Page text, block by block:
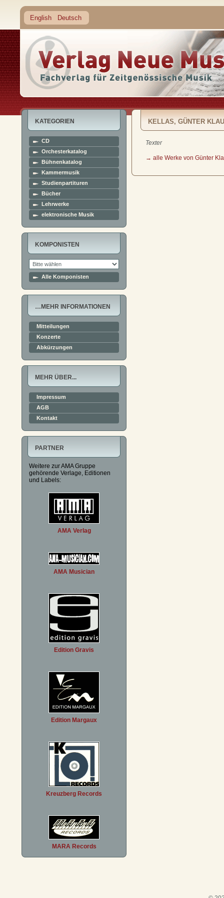
English Deutsch
KATEGORIEN
CD
Orchesterkatalog
Bühnenkatalog
Kammermusik
Studienpartituren
Bücher
Lehrwerke
elektronische Musik
KOMPONISTEN
Alle Komponisten
…MEHR INFORMATIONEN
Mitteilungen
Konzerte
Abkürzungen
MEHR ÜBER...
Impressum
AGB
Kontakt
PARTNER
Weitere zur AMA Gruppe
gehörende Verlage, Editionen
und Labels:
AMA Verlag
AMA Musician
Edition Gravis
Edition Margaux
Kreuzberg Records
MARA Records
KELLAS, GÜNTER
Texter
→ alle Werke von Günter